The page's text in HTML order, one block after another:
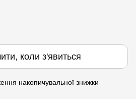
коли з'явиться
накопичувальної знижки